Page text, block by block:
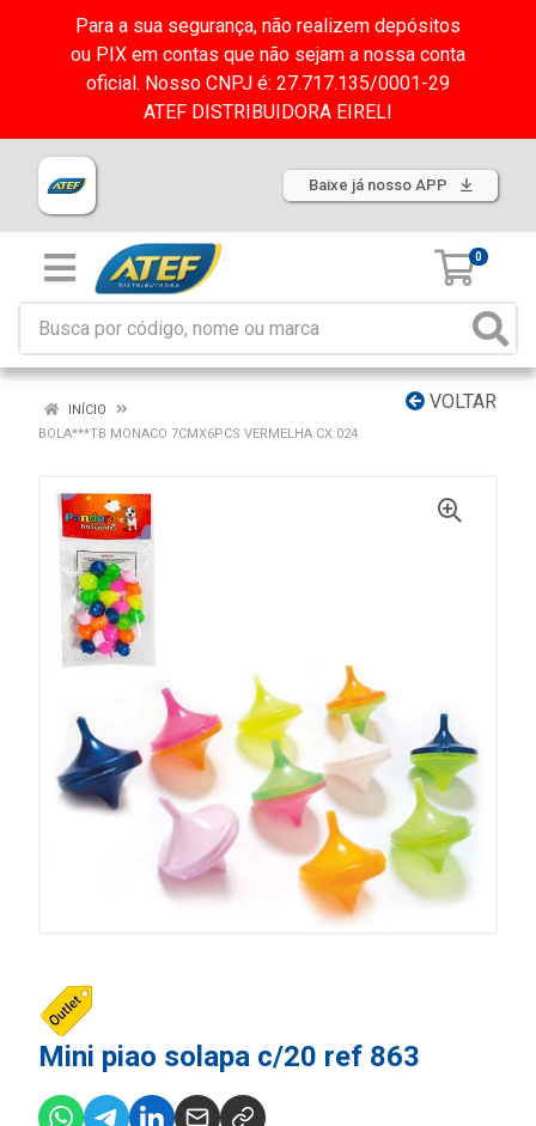
Para a sua segurança, não realizem depósitos
ou PIX em contas que não sejam a nossa conta
oficial. Nosso CNPJ é: 27.717.135/0001-29
ATEF DISTRIBUIDORA EIRELI
Baixe já nosso APP
0
VOLTAR
INÍCIO
BOLA***TB MONACO 7CMX6PCS VERMELHA CX:024
Mini piao solapa c/20 ref 863